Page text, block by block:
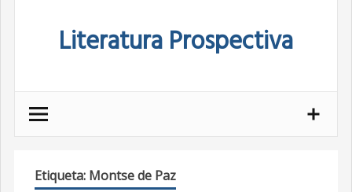
Literatura Prospectiva
Etiqueta: Montse de Paz